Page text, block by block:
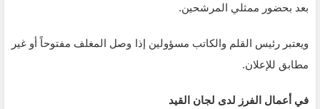
بعد بحضور ممثلي المرشحين.
ويعتبر رئيس القلم والكاتب مسؤولين إذا وصل المغلف مفتوحاً أو غير
مطابق للإعلان.
في أعمال الفرز لدى لجان القيد